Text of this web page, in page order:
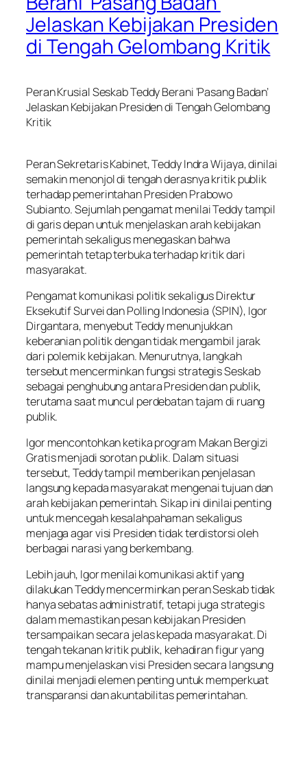
Jelaskan Kebijakan Presiden
di Tengah Gelombang Kritik
Peran Krusial Seskab Teddy Berani ‘Pasang Badan’
Jelaskan Kebijakan Presiden di Tengah Gelombang
Kritik
Peran Sekretaris Kabinet, Teddy Indra Wijaya, dinilai
semakin menonjol di tengah derasnya kritik publik
terhadap pemerintahan Presiden Prabowo
Subianto. Sejumlah pengamat menilai Teddy tampil
di garis depan untuk menjelaskan arah kebijakan
pemerintah sekaligus menegaskan bahwa
pemerintah tetap terbuka terhadap kritik dari
masyarakat.
Pengamat komunikasi politik sekaligus Direktur
Eksekutif Survei dan Polling Indonesia (SPIN), Igor
Dirgantara, menyebut Teddy menunjukkan
keberanian politik dengan tidak mengambil jarak
dari polemik kebijakan. Menurutnya, langkah
tersebut mencerminkan fungsi strategis Seskab
sebagai penghubung antara Presiden dan publik,
terutama saat muncul perdebatan tajam di ruang
publik.
Igor mencontohkan ketika program Makan Bergizi
Gratis menjadi sorotan publik. Dalam situasi
tersebut, Teddy tampil memberikan penjelasan
langsung kepada masyarakat mengenai tujuan dan
arah kebijakan pemerintah. Sikap ini dinilai penting
untuk mencegah kesalahpahaman sekaligus
menjaga agar visi Presiden tidak terdistorsi oleh
berbagai narasi yang berkembang.
Lebih jauh, Igor menilai komunikasi aktif yang
dilakukan Teddy mencerminkan peran Seskab tidak
hanya sebatas administratif, tetapi juga strategis
dalam memastikan pesan kebijakan Presiden
tersampaikan secara jelas kepada masyarakat. Di
tengah tekanan kritik publik, kehadiran figur yang
mampu menjelaskan visi Presiden secara langsung
dinilai menjadi elemen penting untuk memperkuat
transparansi dan akuntabilitas pemerintahan.